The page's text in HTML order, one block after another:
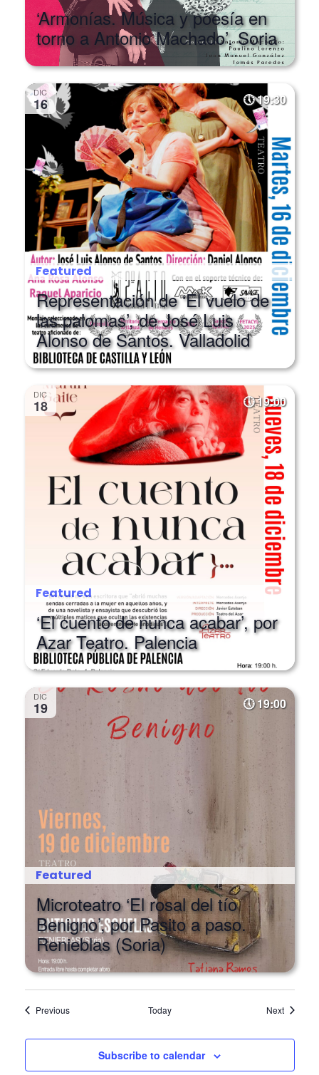
torno a Antonio Machado’. Soria
DIC
16 19:30
Featured
Representación de ‘El vuelo de
las palomas’, de José Luis
Alonso de Santos. Valladolid
DIC
18 19:00
Featured
‘El cuento de nunca acabar’, por
Azar Teatro. Palencia
DIC
19 19:00
Featured
Microteatro ‘El rosal del tío
Benigno’, por Pasito a paso.
Renieblas (Soria)
PreviousEvents Today NextEvents
Subscribe to calendar